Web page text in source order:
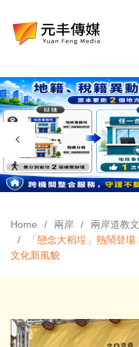
Home 兩岸
兩岸道教
「戀念大稻埕」熱鬧登
文化新風貌